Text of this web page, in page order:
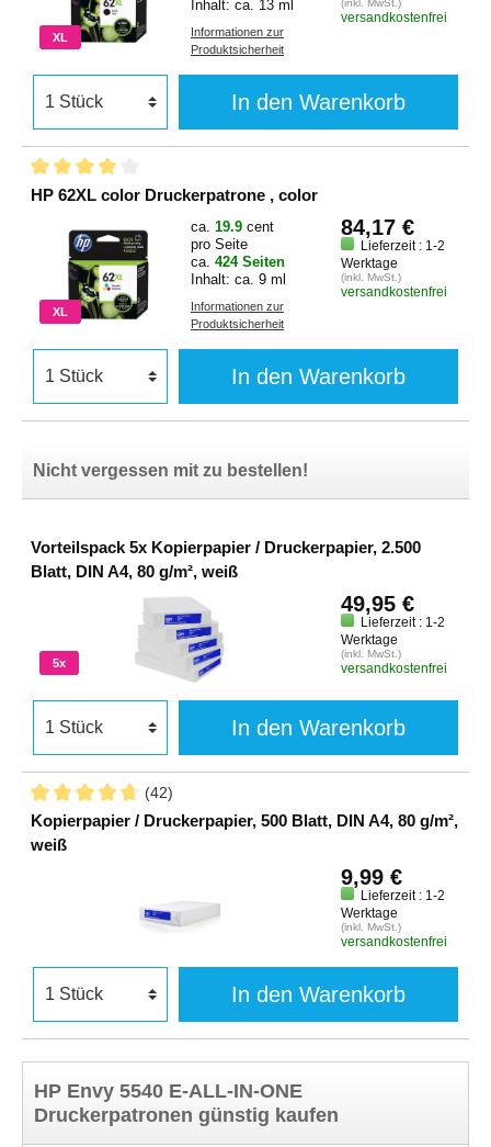
XL
Inhalt: ca. 13 ml
Informationen zur
Produktsicherheit
versandkostenfrei
In den Warenkorb
HP 62XL color Druckerpatrone , color
XL
ca. 19.9 cent
pro Seite
ca. 424 Seiten
Inhalt: ca. 9 ml
Informationen zur
Produktsicherheit
84,17 €
Lieferzeit : 1-2
Werktage
(inkl. MwSt.)
versandkostenfrei
In den Warenkorb
Nicht vergessen mit zu bestellen!
Vorteilspack 5x Kopierpapier / Druckerpapier, 2.500
Blatt, DIN A4, 80 g/m², weiß
5x
49,95 €
Lieferzeit : 1-2
Werktage
(inkl. MwSt.)
versandkostenfrei
In den Warenkorb
(42)
Kopierpapier / Druckerpapier, 500 Blatt, DIN A4, 80 g/m²,
weiß
9,99 €
Lieferzeit : 1-2
Werktage
(inkl. MwSt.)
versandkostenfrei
In den Warenkorb
HP Envy 5540 E-ALL-IN-ONE
Druckerpatronen günstig kaufen